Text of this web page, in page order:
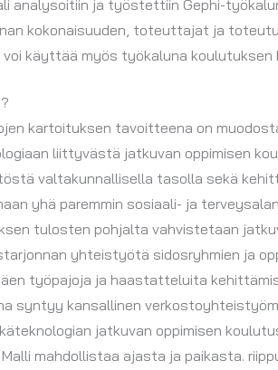
analysoitiin ja työstettiin Gephi-
kokonaisuuden, toteuttajat ja
voi käyttää myös työkaluna
kartoituksen tavoitteena on
liittyvästä jatkuvan oppimisen
valtakunnallisella tasolla sekä
yhä paremmin sosiaali- ja
tulosten pohjalta vahvistetaan
yhteistyötä sidosryhmien ja
työpajoja ja haastatteluita
syntyy kansallinen
jatkuvan oppimisen
mahdollistaa ajasta ja paikasta.